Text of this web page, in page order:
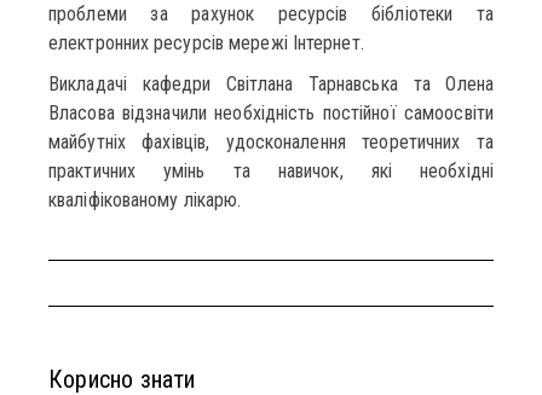
проблеми за рахунок ресурсів бібліотеки та
електронних ресурсів мережі Інтернет.
Викладачі кафедри Світлана Тарнавська та Олена
Власова відзначили необхідність постійної самоосвіти
майбутніх фахівців, удосконалення теоретичних та
практичних умінь та навичок, які необхідні
кваліфікованому лікарю.
Корисно знати